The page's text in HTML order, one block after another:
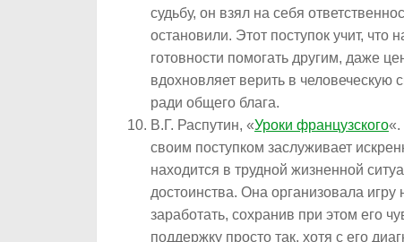
судьбу, он взял на себя
остановили. Этот поступок учит, что
готовности помогать другим, даже
вдохновляет верить в человеческую
ради общего блага.
В.Г. Распутин, «Уроки французского«.
своим поступком заслуживает
находится в трудной жизненной
достоинства. Она организовала
заработать, сохранив при этом его
поддержку просто так, хотя с его